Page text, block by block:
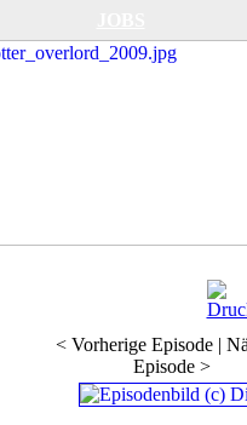
< Vorherige Episode |
Episode >